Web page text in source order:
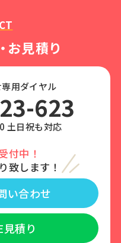
お見積り
用ダイヤル
623
土日祝も対応
付中！
致します！
い合わせ
積り